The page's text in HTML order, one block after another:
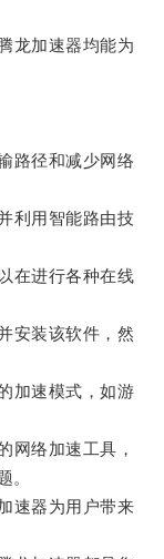
加速器均能为
径和减少网络
用智能路由技
在进行各种在线
装该软件，然
加速模式，如游
络加速工具，
。
速器为用户带来